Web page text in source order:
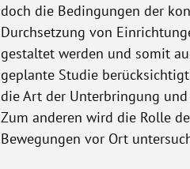
doch die Bedingungen der
Durchsetzung von
gestaltet werden und somit
geplante Studie
die Art der Unterbringung
Zum anderen wird die Rolle
Bewegungen vor Ort